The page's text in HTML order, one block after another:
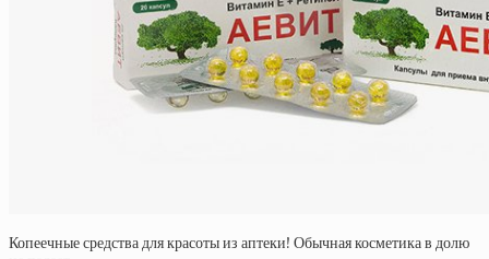
Копеечные средства для красоты из аптеки! Обычная косметика в долю